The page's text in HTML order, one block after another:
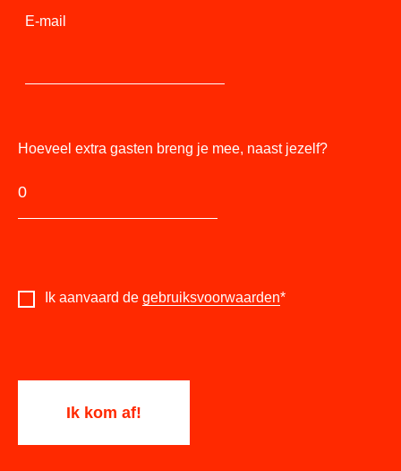
E-mail
Hoeveel extra gasten breng je mee, naast jezelf?
Ik aanvaard de gebruiksvoorwaarden*